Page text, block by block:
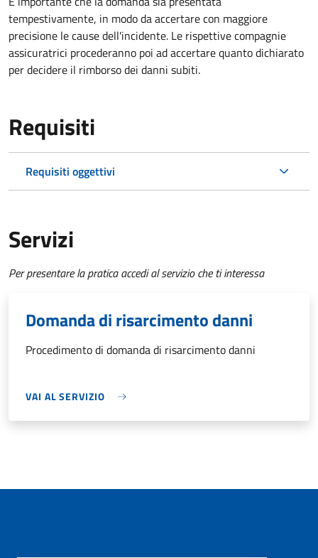
tempestivamente, in modo da accertare con maggiore
precisione le cause dell'incidente. Le rispettive compagnie
assicuratrici procederanno poi ad accertare quanto dichiarato
per decidere il rimborso dei danni subiti.
Requisiti
Requisiti oggettivi
Servizi
Per presentare la pratica accedi al servizio che ti interessa
Domanda di risarcimento danni
Procedimento di domanda di risarcimento danni
VAI AL SERVIZIO